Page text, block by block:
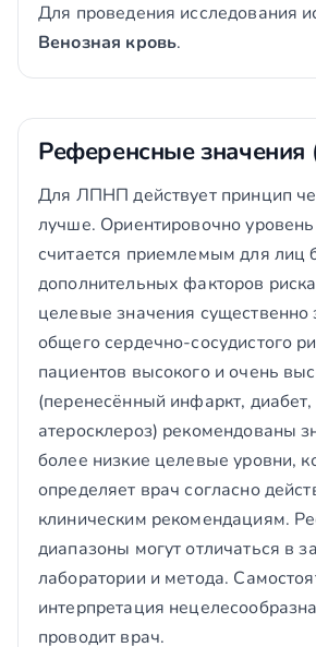
Для проведения исследования
Венозная кровь.
Референсные
Для ЛПНП действует принцип
лучше. Ориентировочно
считается приемлемым для лиц
дополнительных факторов
целевые значения существенно
общего сердечно-сосудистого
пациентов высокого и очень
(перенесённый инфаркт,
атеросклероз) рекомендованы
более низкие целевые уровни,
определяет врач согласно
клиническим рекомендациям.
диапазоны могут отличаться в
лаборатории и метода.
интерпретация
проводит врач.